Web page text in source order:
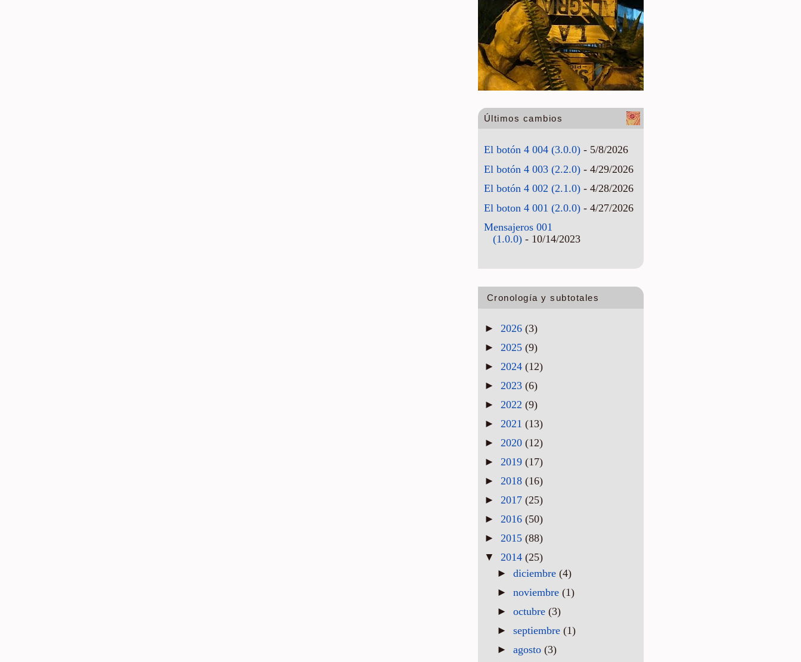
Últimos cambios
El botón 4 004 (3.0.0)- 5/8/2026
El botón 4 003 (2.2.0)- 4/29/2026
El botón 4 002 (2.1.0)- 4/28/2026
El boton 4 001 (2.0.0)- 4/27/2026
Mensajeros 001
(1.0.0)- 10/14/2023
Cronología y subtotales
► 2026 (3)
► 2025 (9)
► 2024 (12)
► 2023 (6)
► 2022 (9)
► 2021 (13)
► 2020 (12)
► 2019 (17)
► 2018 (16)
► 2017 (25)
► 2016 (50)
► 2015 (88)
▼ 2014 (25)
►diciembre(4)
►noviembre(1)
►octubre(3)
►septiembre(1)
►agosto(3)